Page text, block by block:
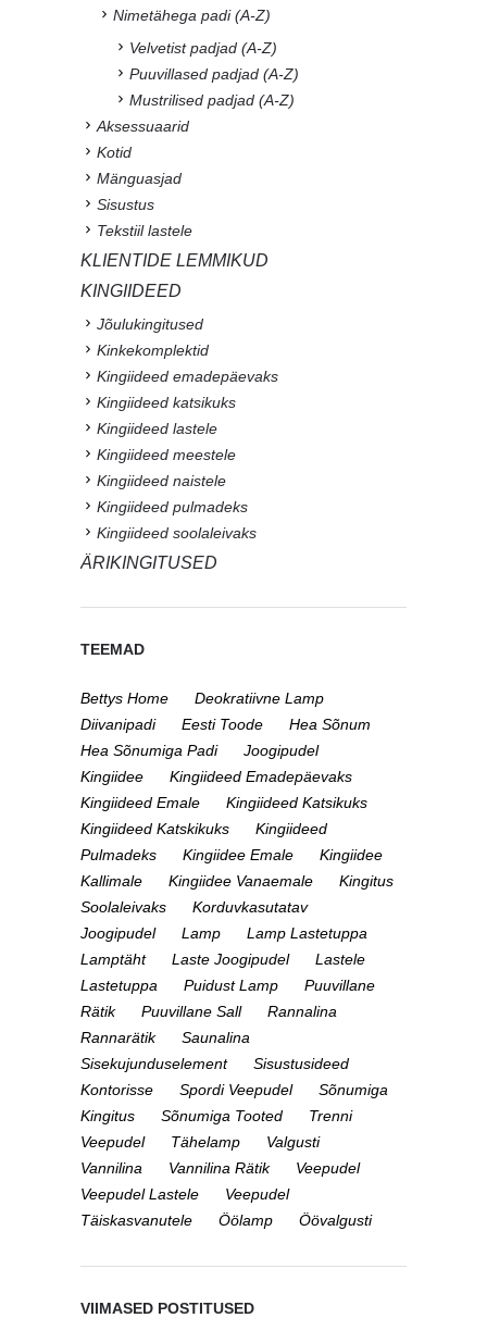
Nimetähega padi (A-Z)
Velvetist padjad (A-Z)
Puuvillased padjad (A-Z)
Mustrilised padjad (A-Z)
Aksessuaarid
Kotid
Mänguasjad
Sisustus
Tekstiil lastele
KLIENTIDE LEMMIKUD
KINGIIDEED
Jõulukingitused
Kinkekomplektid
Kingiideed emadepäevaks
Kingiideed katsikuks
Kingiideed lastele
Kingiideed meestele
Kingiideed naistele
Kingiideed pulmadeks
Kingiideed soolaleivaks
ÄRIKINGITUSED
TEEMAD
Bettys Home
Deokratiivne Lamp
Diivanipadi
Eesti Toode
Hea Sõnum
Hea Sõnumiga Padi
Joogipudel
Kingiidee
Kingiideed Emadepäevaks
Kingiideed Emale
Kingiideed Katsikuks
Kingiideed Katskikuks
Kingiideed
Pulmadeks
Kingiidee Emale
Kingiidee
Kallimale
Kingiidee Vanaemale
Kingitus
Soolaleivaks
Korduvkasutatav
Joogipudel
Lamp
Lamp Lastetuppa
Lamptäht
Laste Joogipudel
Lastele
Lastetuppa
Puidust Lamp
Puuvillane
Rätik
Puuvillane Sall
Rannalina
Rannarätik
Saunalina
Sisekujunduselement
Sisustusideed
Kontorisse
Spordi Veepudel
Sõnumiga
Kingitus
Sõnumiga Tooted
Trenni
Veepudel
Tähelamp
Valgusti
Vannilina
Vannilina Rätik
Veepudel
Veepudel Lastele
Veepudel
Täiskasvanutele
Öölamp Öövalgusti
VIIMASED POSTITUSED